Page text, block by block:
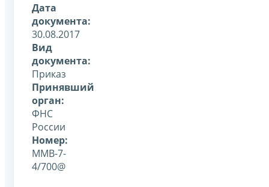
Дата
документа:
30.08.2017
Вид
документа:
Приказ
Принявший
орган:
ФНС
России
Номер:
ММВ-7-
4/700@